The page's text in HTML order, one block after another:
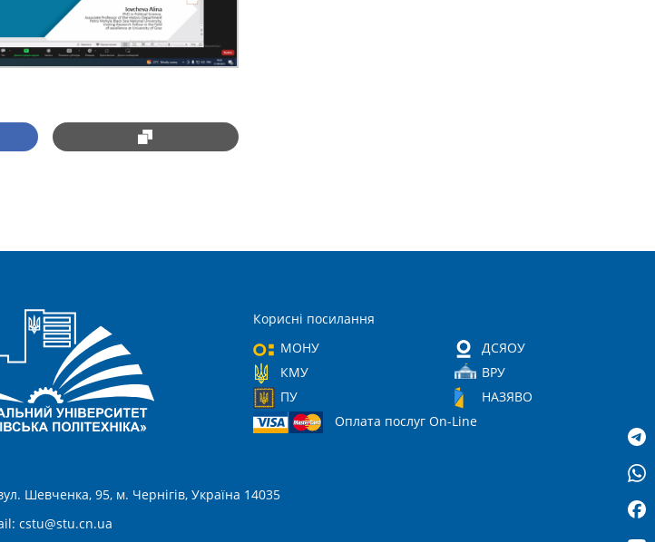
Корисні посилання
МОНУ
ДСЯОУ
КМУ
ВРУ
ПУ
НАЗЯВО
Оплата послуг On-Line
Шевченка, 95, м. Чернігів, Україна 14035
cstu@stu.cn.ua